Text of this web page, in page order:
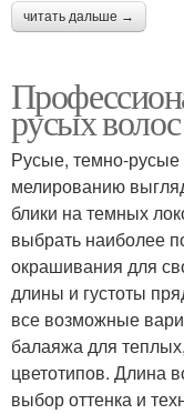
читать дальше →
русых
Русые, темно-
мелированию
блики на темных
выбрать наиболее
окрашивания для
длины и густоты
все возможные
балаяжа для
цветотипов. Длина
выбор оттенка и